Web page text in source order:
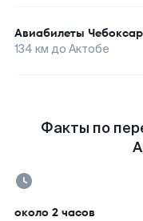
Авиабилеты
134 км до Актобе
Факты по
около 2 часов